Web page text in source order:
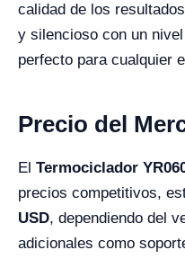
calidad de los
y silencioso con un
perfecto para cualquier
Precio del
El Termociclador
precios competitivos,
USD, dependiendo del
adicionales como